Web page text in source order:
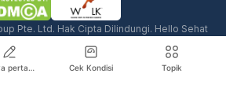
Pte. Ltd. Hak Cipta Dilindungi. Hello Sehat
Punya pertanyaan seputar kesehatan? Cek Kondisi Topik